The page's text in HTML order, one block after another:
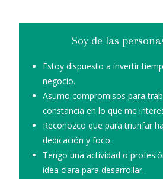
Soy de las
Estoy dispuesto a invertir
negocio.
Asumo compromisos para
constancia en lo que me
Reconozco que para triunfar
dedicación y foco.
Tengo una actividad o
idea clara para desarrollar.